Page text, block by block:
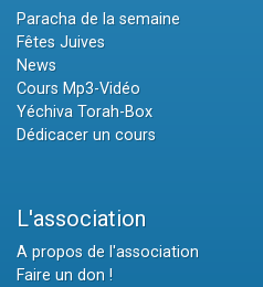
Paracha de la semaine
Fêtes Juives
News
Cours Mp3-Vidéo
Yéchiva Torah-Box
Dédicacer un cours
L'association
A propos de l'association
Faire un don !